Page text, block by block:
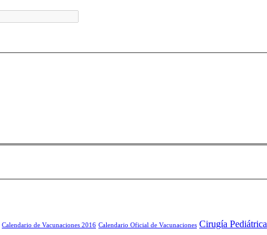
Calendario de Vacunaciones 2016 Calendario Oficial de Vacunaciones Cirugía Pediátrica